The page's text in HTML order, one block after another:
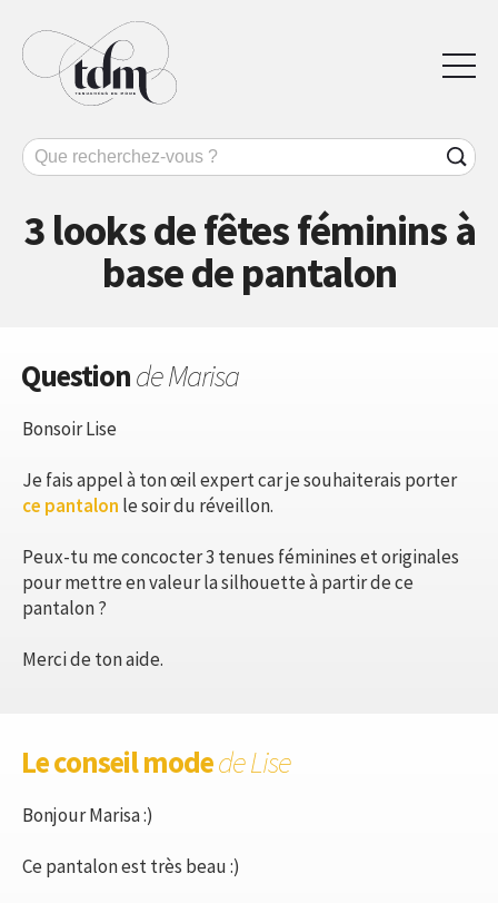
3 looks de fêtes féminins à
base de pantalon
Questionde Marisa
Bonsoir Lise
Je fais appel à ton œil expert car je souhaiterais porter
ce pantalon le soir du réveillon.
Peux-tu me concocter 3 tenues féminines et originales
pour mettre en valeur la silhouette à partir de ce
pantalon ?
Merci de ton aide.
Le conseil modede Lise
Bonjour Marisa :)
Ce pantalon est très beau :)